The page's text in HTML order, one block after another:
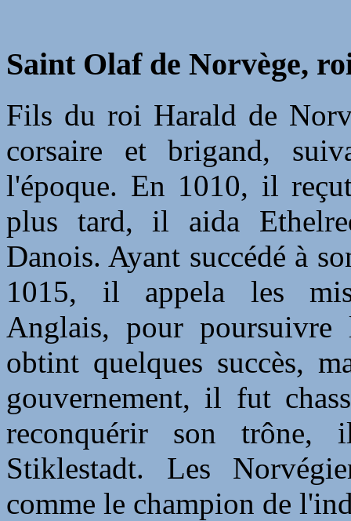
Saint Olaf de Norvège,
Fils du roi Harald de
corsaire et brigand,
l'époque. En 1010, il
plus tard, il aida
Danois. Ayant succédé à
1015, il appela les
Anglais, pour
obtint quelques succès,
gouvernement, il fut
reconquérir son
Stiklestadt. Les
comme le champion de